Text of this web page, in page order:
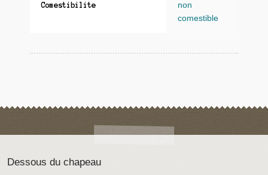
Comestibilite
non
comestible
Dessous du chapeau